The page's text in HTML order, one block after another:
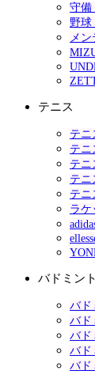
守備
野球
メン
テニス
テニ
テニ
テニ
テニ
テニ
ラケ
バドミン
バド
バド
バド
バド
バド